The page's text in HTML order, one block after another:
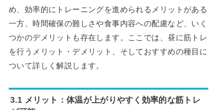
め、効率的にトレーニングを進められるメリットがある
一方、時間確保の難しさや食事内容への配慮など、いく
つかのデメリットも存在します。ここでは、昼に筋トレ
を行うメリット・デメリット、そしておすすめの種目に
ついて詳しく解説します。
3.1 メリット：体温が上がりやすく効率的な筋トレ